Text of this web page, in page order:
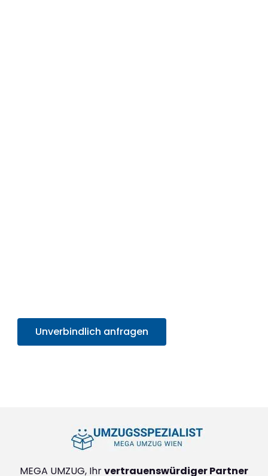
Unverbindlich anfragen
MEGA UMZUG, Ihrvertrauenswürdiger Partner